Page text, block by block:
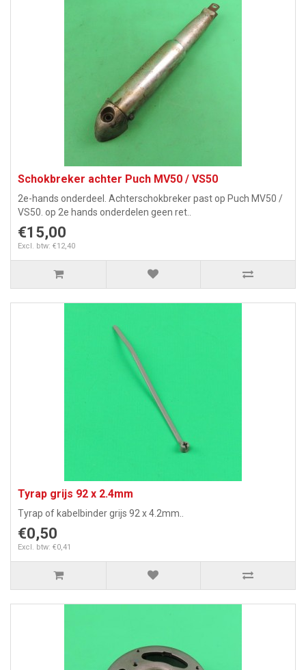
Schokbreker achter Puch MV50 / VS50
2e-hands onderdeel. Achterschokbreker past op Puch MV50 /
VS50. op 2e hands onderdelen geen ret..
€15,00
Excl. btw: €12,40
Tyrap grijs 92 x 2.4mm
Tyrap of kabelbinder grijs 92 x 4.2mm..
€0,50
Excl. btw: €0,41